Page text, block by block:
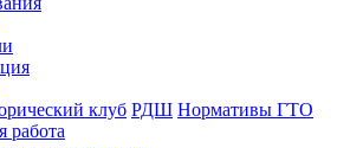
клуб РДШ Нормативы ГТО
работа